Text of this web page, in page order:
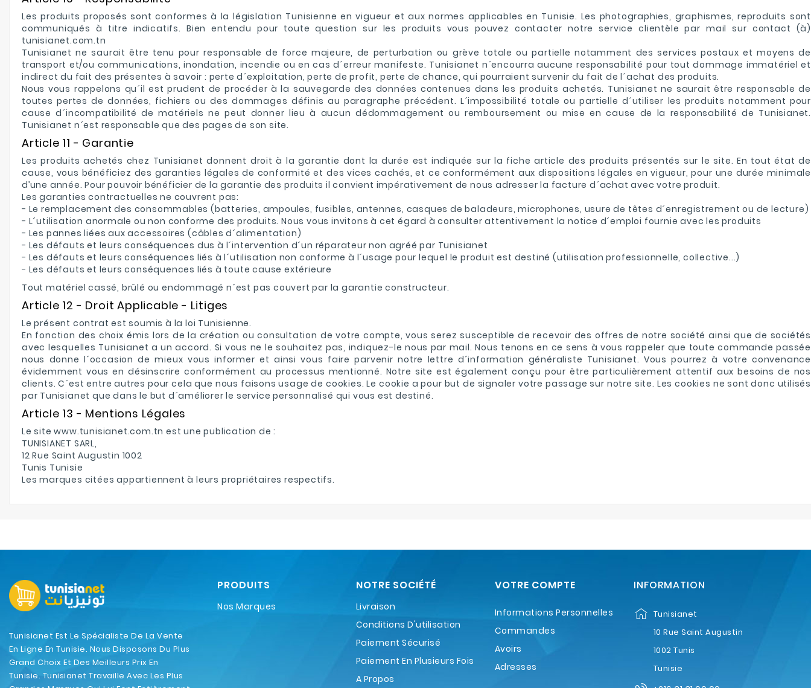
Les produits proposés sont conformes à la législation Tunisienne en vigueur et aux normes applicables en Tunisie. Les photographies, graphismes, reproduits sont
communiqués à titre indicatifs. Bien entendu pour toute question sur les produits vous pouvez contacter notre service clientèle par mail sur contact (à)
tunisianet.com.tn
Tunisianet ne saurait être tenu pour responsable de force majeure, de perturbation ou grève totale ou partielle notamment des services postaux et moyens de
transport et/ou communications, inondation, incendie ou en cas d´erreur manifeste. Tunisianet n´encourra aucune responsabilité pour tout dommage immatériel et
indirect du fait des présentes à savoir : perte d´exploitation, perte de profit, perte de chance, qui pourraient survenir du fait de l´achat des produits.
Nous vous rappelons qu´il est prudent de procéder à la sauvegarde des données contenues dans les produits achetés. Tunisianet ne saurait être responsable de
toutes pertes de données, fichiers ou des dommages définis au paragraphe précédent. L´impossibilité totale ou partielle d´utiliser les produits notamment pour
cause d´incompatibilité de matériels ne peut donner lieu à aucun dédommagement ou remboursement ou mise en cause de la responsabilité de Tunisianet.
Tunisianet n´est responsable que des pages de son site.
Article 11 - Garantie
Les produits achetés chez Tunisianet donnent droit à la garantie dont la durée est indiquée sur la fiche article des produits présentés sur le site. En tout état de
cause, vous bénéficiez des garanties légales de conformité et des vices cachés, et ce conformément aux dispositions légales en vigueur, pour une durée minimale
d’une année. Pour pouvoir bénéficier de la garantie des produits il convient impérativement de nous adresser la facture d´achat avec votre produit.
Les garanties contractuelles ne couvrent pas:
- Le remplacement des consommables (batteries, ampoules, fusibles, antennes, casques de baladeurs, microphones, usure de têtes d´enregistrement ou de lecture)
- L´utilisation anormale ou non conforme des produits. Nous vous invitons à cet égard à consulter attentivement la notice d´emploi fournie avec les produits
- Les pannes liées aux accessoires (câbles d´alimentation)
- Les défauts et leurs conséquences dus à l´intervention d´un réparateur non agréé par Tunisianet
- Les défauts et leurs conséquences liés à l´utilisation non conforme à l´usage pour lequel le produit est destiné (utilisation professionnelle, collective...)
- Les défauts et leurs conséquences liés à toute cause extérieure
Tout matériel cassé, brûlé ou endommagé n´est pas couvert par la garantie constructeur.
Article 12 - Droit Applicable - Litiges
Le présent contrat est soumis à la loi Tunisienne.
En fonction des choix émis lors de la création ou consultation de votre compte, vous serez susceptible de recevoir des offres de notre société ainsi que de sociétés
avec lesquelles Tunisianet a un accord. Si vous ne le souhaitez pas, indiquez-le nous par mail. Nous tenons en ce sens à vous rappeler que toute commande passée
nous donne l´occasion de mieux vous informer et ainsi vous faire parvenir notre lettre d´information généraliste Tunisianet. Vous pourrez à votre convenance
évidemment vous en désinscrire conformément au processus mentionné. Notre site est également conçu pour être particulièrement attentif aux besoins de nos
clients. C´est entre autres pour cela que nous faisons usage de cookies. Le cookie a pour but de signaler votre passage sur notre site. Les cookies ne sont donc utilisés
par Tunisianet que dans le but d´améliorer le service personnalisé qui vous est destiné.
Article 13 - Mentions Légales
Le site www.tunisianet.com.tn est une publication de :
TUNISIANET SARL,
12 Rue Saint Augustin 1002
Tunis Tunisie
Les marques citées appartiennent à leurs propriétaires respectifs.
Tunisianet Est Le Spécialiste De La Vente
En Ligne En Tunisie. Nous Disposons Du Plus
Grand Choix Et Des Meilleurs Prix En
Tunisie. Tunisianet Travaille Avec Les Plus
PRODUITS
Nos Marques
NOTRE SOCIÉTÉ
Livraison
Conditions D'utilisation
Paiement Sécurisé
Paiement En Plusieurs Fois
A Propos
VOTRE COMPTE
Informations Personnelles
Commandes
Avoirs
Adresses
INFORMATION
Tunisianet
10 Rue Saint Augustin
1002 Tunis
Tunisie